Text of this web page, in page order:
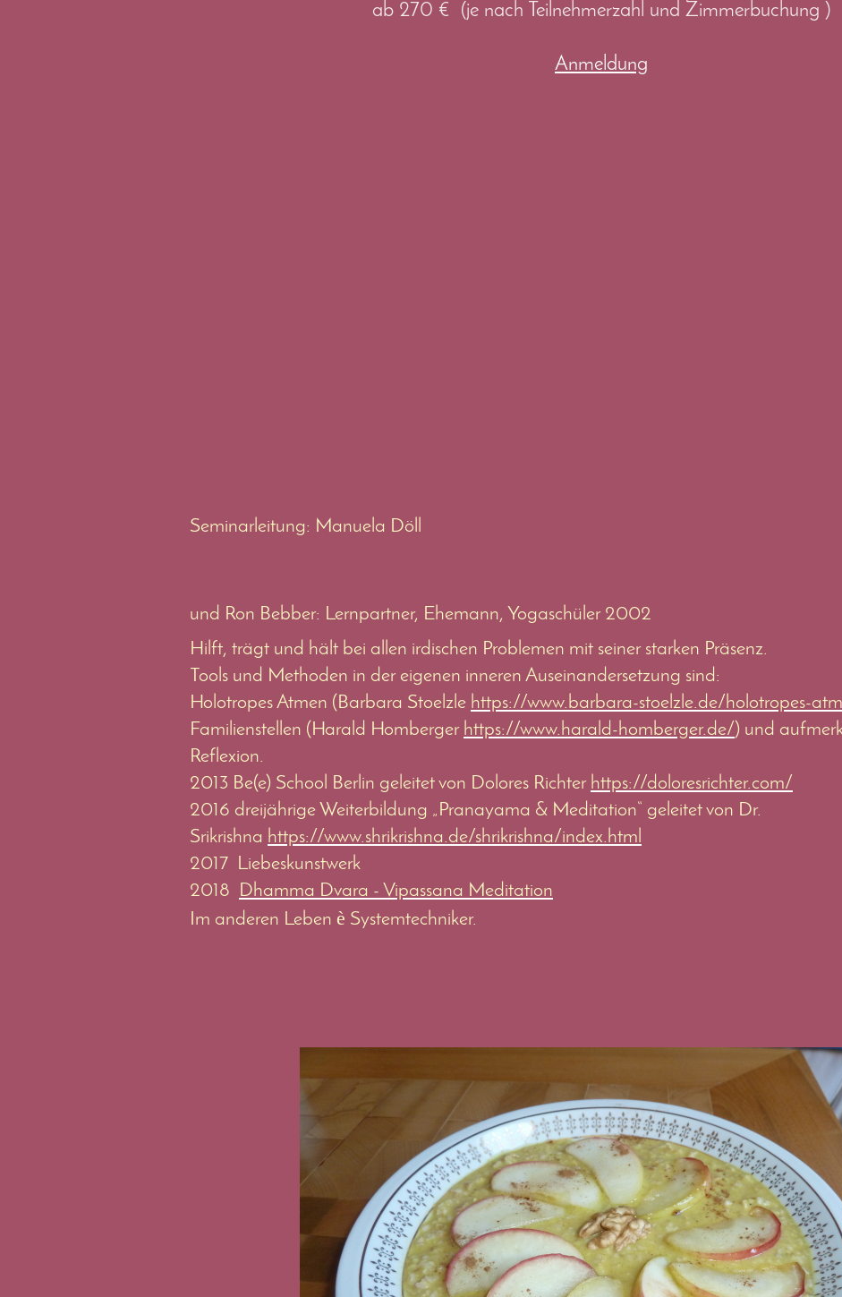
ab 270 € (je nach Teilnehmerzahl und Zimmerbuchung )
Anmeldung
Seminarleitung: Manuela Döll
und Ron Bebber: Lernpartner, Ehemann, Yogaschüler 2002
Hilft, trägt und hält bei allen irdischen Problemen mit seiner starken Präsenz.
Tools und Methoden in der eigenen inneren Auseinandersetzung sind:
Holotropes Atmen (Barbara Stoelzle https://www.barbara-stoelzle.de/holotropes-
Familienstellen (Harald Homberger https://www.harald-homberger.de/) und
Reflexion.
2013 Be(e) School Berlin geleitet von Dolores Richter https://doloresrichter.com/
2016 dreijährige Weiterbildung „Pranayama & Meditation“ geleitet von Dr.
Srikrishna https://www.shrikrishna.de/shrikrishna/index.html
2017 Liebeskunstwerk
2018
Dhamma Dvara - Vipassana Meditation
Im anderen Leben è Systemtechniker.